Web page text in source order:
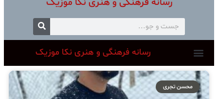
رسانه فرهنگی و هنری نکا موزیک
محسن تجری